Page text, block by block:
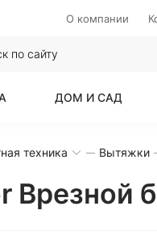
О компании
ДОМ И САД
техника Вытяжки